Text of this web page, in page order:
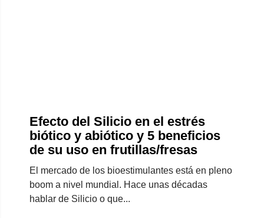
Efecto del Silicio en el estrés
biótico y abiótico y 5 beneficios
de su uso en frutillas/fresas
El mercado de los bioestimulantes está en pleno
boom a nivel mundial. Hace unas décadas
hablar de Silicio o que...